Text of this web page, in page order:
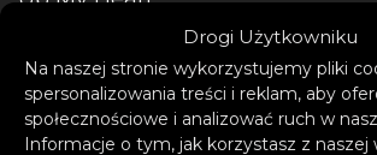
Drogi Użytkowniku
Na naszej stronie wykorzystujemy pliki
spersonalizowania treści i reklam, aby
społecznościowe i analizować ruch w
Informacje o tym, jak korzystasz z naszej